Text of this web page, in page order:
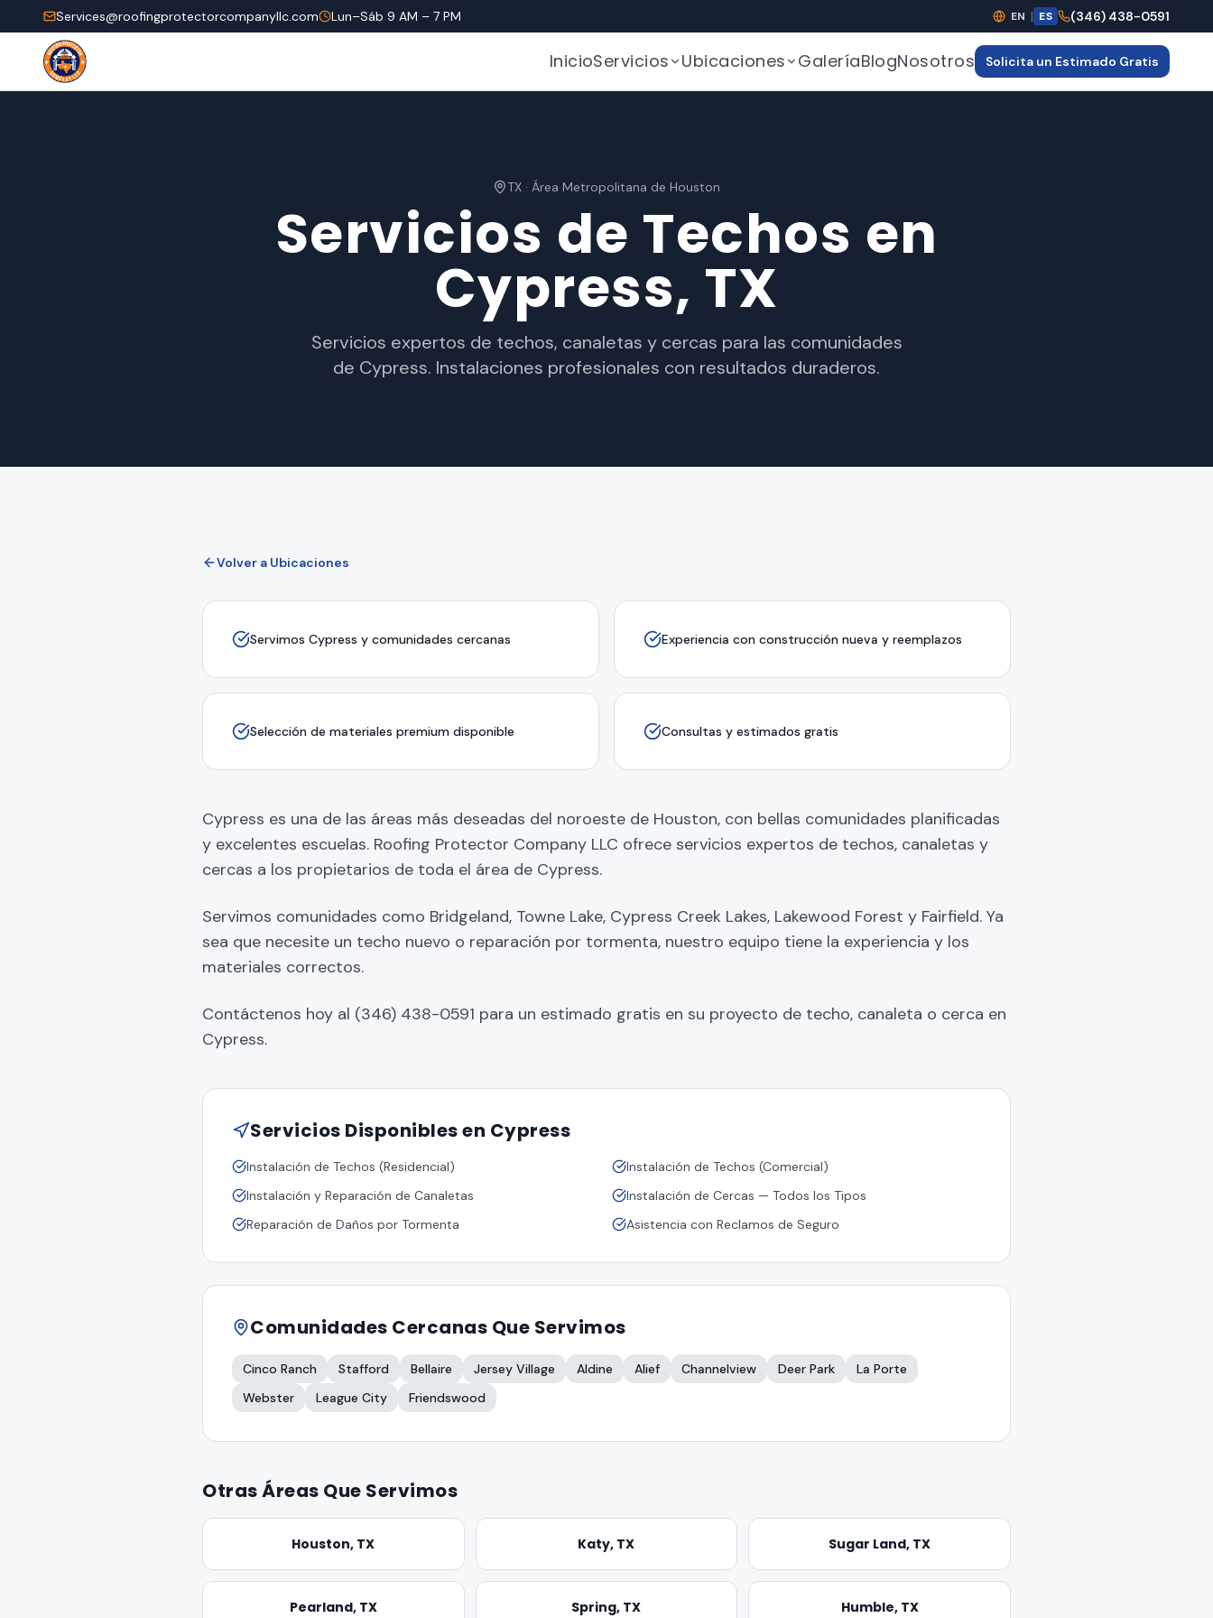
Services@roofingprotectorcompanyllc.com Lun–Sáb 9 AM – 7 PM EN | ES (346) 438-0591
InicioServicios Ubicaciones GaleríaBlogNosotros Solicita un Estimado Gratis
TX · Área Metropolitana de Houston
Servicios de Techos en
Cypress, TX
Servicios expertos de techos, canaletas y cercas para las comunidades
de Cypress. Instalaciones profesionales con resultados duraderos.
Volver a Ubicaciones
Servimos Cypress y comunidades cercanas Experiencia con construcción nueva y reemplazos
Selección de materiales premium disponible Consultas y estimados gratis
Cypress es una de las áreas más deseadas del noroeste de Houston, con bellas comunidades planificadas
y excelentes escuelas. Roofing Protector Company LLC ofrece servicios expertos de techos, canaletas y
cercas a los propietarios de toda el área de Cypress.
Servimos comunidades como Bridgeland, Towne Lake, Cypress Creek Lakes, Lakewood Forest y Fairfield. Ya
sea que necesite un techo nuevo o reparación por tormenta, nuestro equipo tiene la experiencia y los
materiales correctos.
Contáctenos hoy al (346) 438-0591 para un estimado gratis en su proyecto de techo, canaleta o cerca en
Cypress.
Servicios Disponibles en Cypress
Instalación de Techos (Residencial)
Instalación de Techos (Comercial)
Instalación y Reparación de Canaletas
Instalación de Cercas — Todos los Tipos
Reparación de Daños por Tormenta
Asistencia con Reclamos de Seguro
Comunidades Cercanas Que Servimos
Cinco Ranch Stafford Bellaire Jersey Village Aldine Alief Channelview Deer Park
La Porte
Webster
League City Friendswood
Otras Áreas Que Servimos
Houston, TX Katy, TX Sugar Land, TX
Pearland, TX Spring, TX Humble, TX